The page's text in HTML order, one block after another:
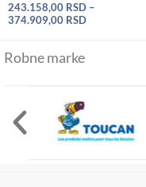
243.158,00 RSD –
374.909,00 RSD
Robne marke